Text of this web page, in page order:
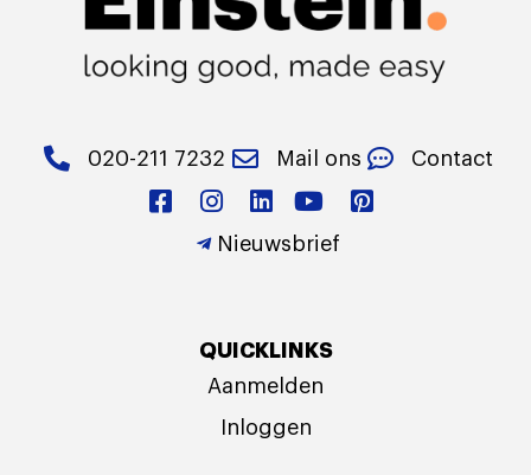
020-211 7232 Mail ons Contact
Nieuwsbrief
QUICKLINKS
Aanmelden
Inloggen